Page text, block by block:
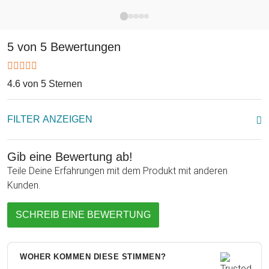
lassen sich die Geldscheine drapieren, die Du verschenken
Halt, sodass während der Feier kein Schein ausversehen
verloren gehen kann. Die süßen Tiere, die zwischen den
Deinen Obulus zu verstauen. Der Beschenkte wird sich über
einen Baum selten so gefreut haben!
5 von 5 Bewertungen
4.6 von 5 Sternen
FILTER ANZEIGEN
Gib eine Bewertung ab!
Teile Deine Erfahrungen mit dem Produkt mit anderen
Kunden.
SCHREIB EINE BEWERTUNG
WOHER KOMMEN DIESE STIMMEN?